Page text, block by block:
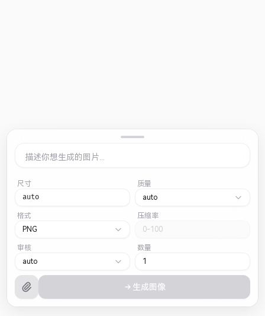
尺寸
auto
质量
auto
格式
PNG
压缩率
审核
auto
数量
生成图像